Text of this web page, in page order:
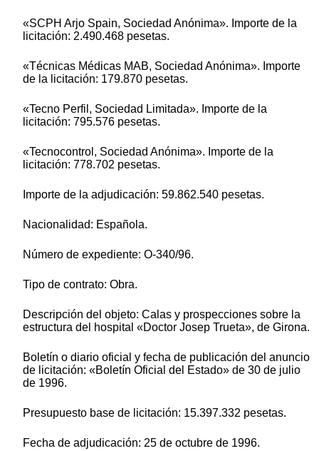
«SCPH Arjo Spain, Sociedad Anónima». Importe de la
licitación: 2.490.468 pesetas.
«Técnicas Médicas MAB, Sociedad Anónima». Importe
de la licitación: 179.870 pesetas.
«Tecno Perfil, Sociedad Limitada». Importe de la
licitación: 795.576 pesetas.
«Tecnocontrol, Sociedad Anónima». Importe de la
licitación: 778.702 pesetas.
Importe de la adjudicación: 59.862.540 pesetas.
Nacionalidad: Española.
Número de expediente: O-340/96.
Tipo de contrato: Obra.
Descripción del objeto: Calas y prospecciones sobre la
estructura del hospital «Doctor Josep Trueta», de Girona.
Boletín o diario oficial y fecha de publicación del anuncio
de licitación: «Boletín Oficial del Estado» de 30 de julio
de 1996.
Presupuesto base de licitación: 15.397.332 pesetas.
Fecha de adjudicación: 25 de octubre de 1996.